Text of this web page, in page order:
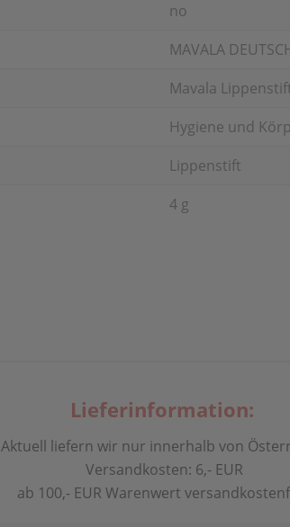
no
MAVALA
Mavala
Hygiene und
Lippenstift
4 g
Lieferinformation:
Aktuell liefern wir nur innerhalb von
Versandkosten: 6,- EUR
ab 100,- EUR Warenwert